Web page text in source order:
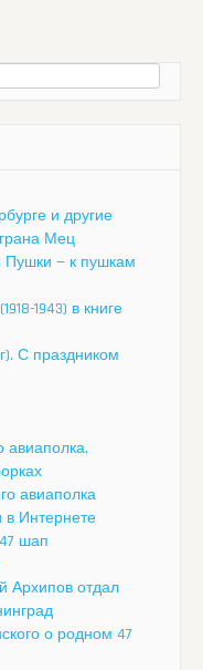
и другие
Мец
Пушки — к пушкам
1943) в книге
С праздником
авиаполка,
авиаполка
в Интернете
шап
Архипов отдал
о родном 47